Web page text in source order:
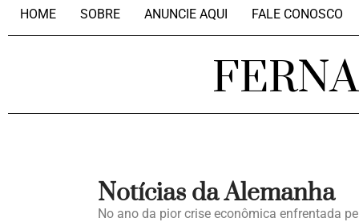
HOME SOBRE ANUNCIE AQUI FALE CONOSCO
Notícias da Alemanha
No ano da pior crise econômica enfrentada